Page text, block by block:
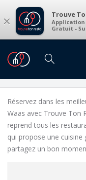
× Trouve
Gratuit -
Restaurants
Restaurants
Réservez dans les
Waas avec Trouve Ton
reprend tous les
qui propose une
partagez un bon